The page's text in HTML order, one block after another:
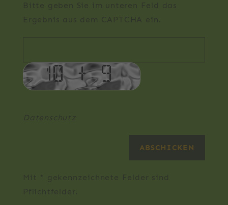
Bitte geben Sie im unteren Feld das
Ergebnis aus dem CAPTCHA ein.
Datenschutz
Mit * gekennzeichnete Felder sind
Pflichtfelder.